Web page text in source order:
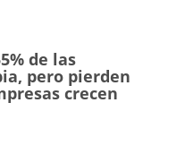
de las
pero pierden
crecen